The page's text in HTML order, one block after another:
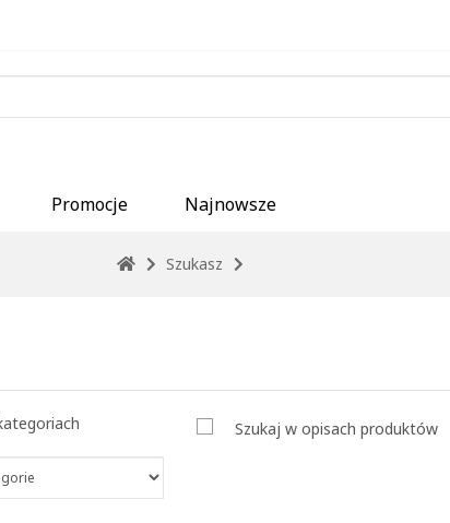
Promocje Najnowsze
Szukasz
Szukaj w opisach produktów